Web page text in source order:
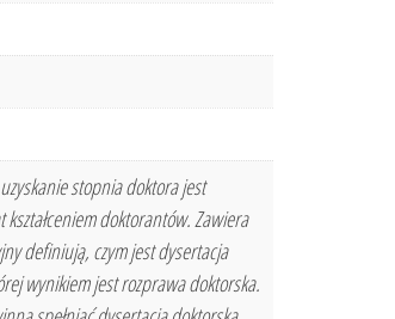
stopnia doktora jest
doktorantów. Zawiera
definiują, czym jest dysertacja
wynikiem jest rozprawa doktorska.